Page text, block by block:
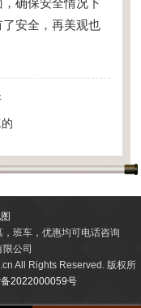
确保安全情况下
安全，再美观也
班车，优惠均可电话咨询
公司
All Rights Reserved. 版权所
2022000059号